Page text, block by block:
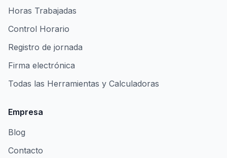
Horas Trabajadas
Control Horario
Registro de jornada
Firma electrónica
Todas las Herramientas y Calculadoras
Empresa
Blog
Contacto